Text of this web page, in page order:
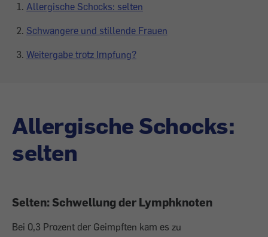
Allergische Schocks: selten
Schwangere und stillende Frauen
Weitergabe trotz Impfung?
Allergische Schocks:
selten
Selten: Schwellung der Lymphknoten
Bei 0,3 Prozent der Geimpften kam es zu